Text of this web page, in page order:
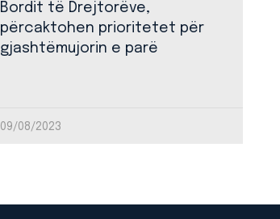
Bordit të Drejtorëve,
përcaktohen prioritetet për
gjashtëmujorin e parë
09/08/2023